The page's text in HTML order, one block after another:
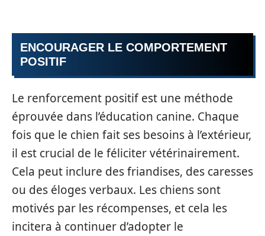
ENCOURAGER LE COMPORTEMENT
POSITIF
Le renforcement positif est une méthode
éprouvée dans l’éducation canine. Chaque
fois que le chien fait ses besoins à l’extérieur,
il est crucial de le féliciter vétérinairement.
Cela peut inclure des friandises, des caresses
ou des éloges verbaux. Les chiens sont
motivés par les récompenses, et cela les
incitera à continuer d’adopter le